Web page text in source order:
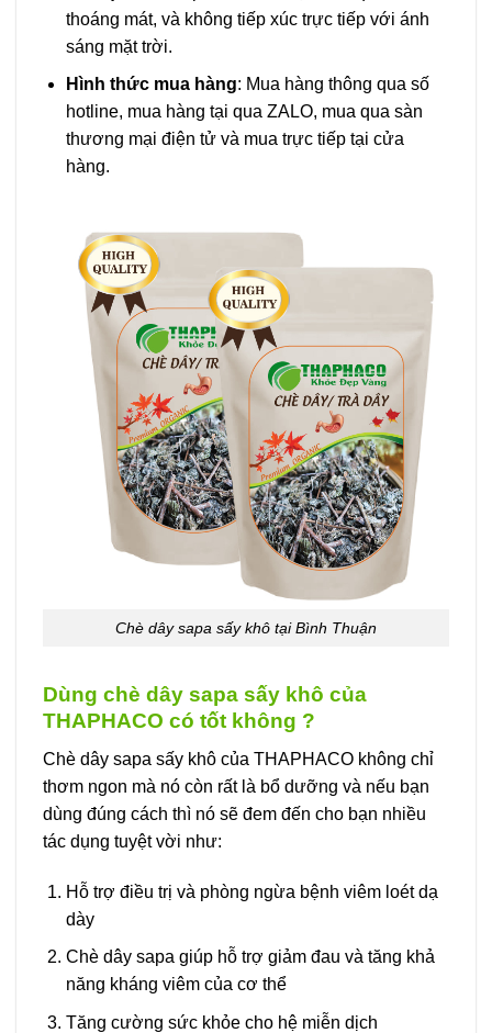
thoáng mát, và không tiếp xúc trực tiếp với ánh
sáng mặt trời.
Hình thức mua hàng: Mua hàng thông qua số
hotline, mua hàng tại qua ZALO, mua qua sàn
thương mại điện tử và mua trực tiếp tại cửa
hàng.
Chè dây sapa sấy khô tại Bình Thuận
Dùng chè dây sapa sấy khô của
THAPHACO có tốt không ?
Chè dây sapa sấy khô của THAPHACO không chỉ
thơm ngon mà nó còn rất là bổ dưỡng và nếu bạn
dùng đúng cách thì nó sẽ đem đến cho bạn nhiều
tác dụng tuyệt vời như:
Hỗ trợ điều trị và phòng ngừa bệnh viêm loét dạ
dày
Chè dây sapa giúp hỗ trợ giảm đau và tăng khả
năng kháng viêm của cơ thể
Tăng cường sức khỏe cho hệ miễn dịch